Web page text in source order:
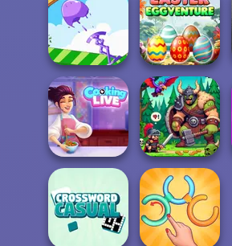
Mini Springs
Easter
Eggventure
Cooking Live: Be
a Chef&Cook
Dragon Hunter